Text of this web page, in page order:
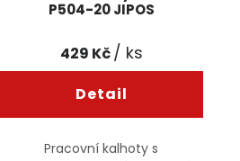
P504-20 JIPOS
429 Kč/ ks
Pracovní kalhoty s